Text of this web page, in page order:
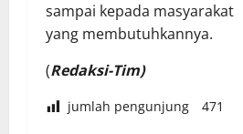
sampai kepada masyarakat
yang membutuhkannya.
(Redaksi-Tim)
jumlah pengunjung 471